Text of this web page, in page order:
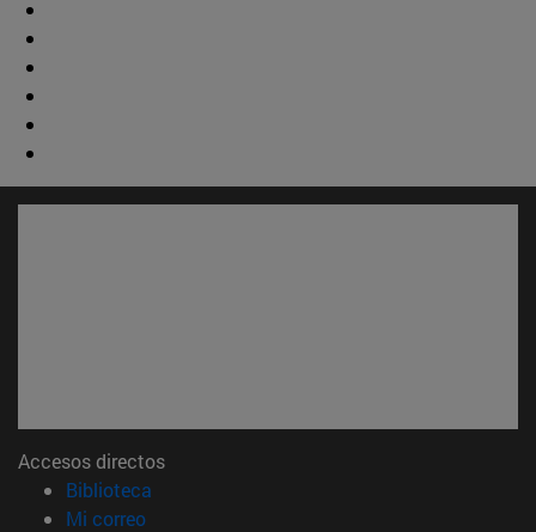
Accesos directos
Biblioteca
Mi correo(abre en nueva ventana)